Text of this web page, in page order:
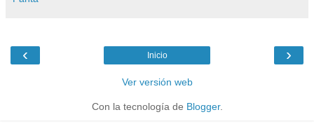
‹ ›
Inicio
Ver versión web
Con la tecnología de Blogger.